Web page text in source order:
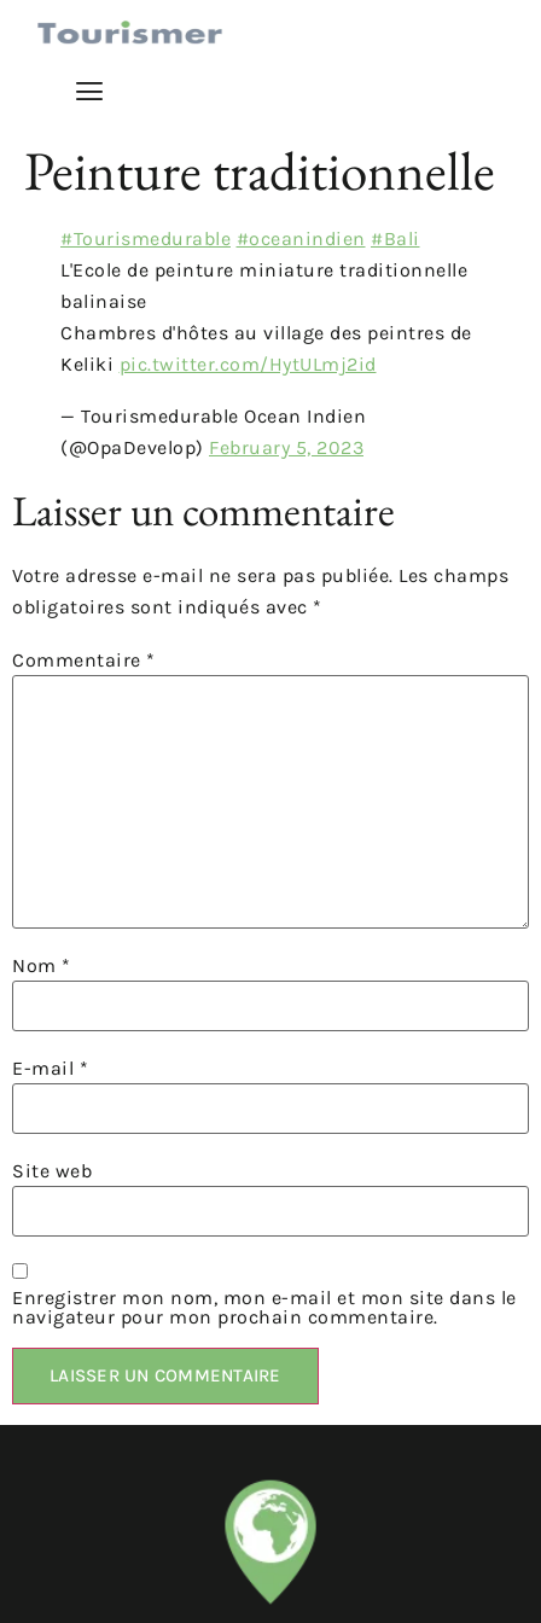
Peinture traditionnelle
#Tourismedurable #oceanindien #Bali
L'Ecole de peinture miniature traditionnelle
balinaise
Chambres d'hôtes au village des peintres de
Keliki pic.twitter.com/HytULmj2id
— Tourismedurable Ocean Indien
(@OpaDevelop) February 5, 2023
Laisser un commentaire
Votre adresse e-mail ne sera pas publiée. Les champs
obligatoires sont indiqués avec *
Commentaire *
Nom *
E-mail *
Site web
Enregistrer mon nom, mon e-mail et mon site dans le
navigateur pour mon prochain commentaire.